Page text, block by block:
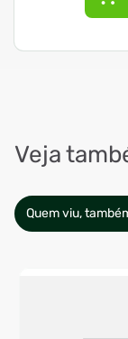
Veja
Quem viu,